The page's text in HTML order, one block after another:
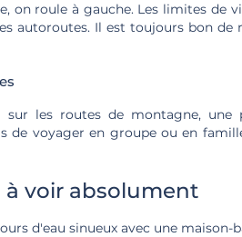
on roule à gauche. Les limites de
autoroutes. Il est toujours bon de
sur les routes de montagne, une
de voyager en groupe ou en
voir absolument
d'eau sinueux avec une